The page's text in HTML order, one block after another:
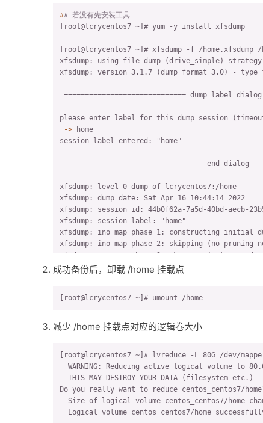
## 若没有先安装工具
[root@lcrycentos7 ~]# yum -y install xfsdump
[root@lcrycentos7 ~]# xfsdump -f /home.xfsdump /
xfsdump: using file dump (drive_simple) strategy
xfsdump: version 3.1.7 (dump format 3.0) -
============================= dump label dialog
-> home
session label entered: "home"
--------------------------------- end dialog
xfsdump: level 0 dump of lcrycentos7:/home
xfsdump: dump date: Sat Apr 16 10:44:14 2022
xfsdump: session id: 44b0f62a-7a5d-40bd-aecb-
xfsdump: session label: "home"
xfsdump: ino map phase 1: constructing initial
xfsdump: ino map phase 2: skipping (no pruning
xfsdump: ino map phase 3: skipping (only one
xfsdump: ino map construction complete
media label entered: "home"
--------------------------------- end dialog
xfsdump: creating dump session media file 0
xfsdump: dumping ino map
成功备份后，卸载 /home 挂载点
[root@lcrycentos7 ~]# umount /home
减少 /home 挂载点对应的逻辑卷大小
[root@lcrycentos7 ~]# lvreduce -L 80G /dev/
WARNING: Reducing active logical volume to
  THIS MAY DESTROY YOUR DATA (filesystem etc.)
Do you really want to reduce centos_centos7/
Size of logical volume centos_centos7/home
Logical volume centos_centos7/home